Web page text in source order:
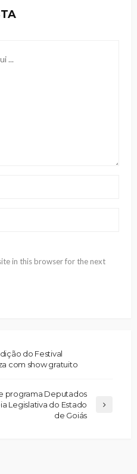
in this browser for the next
do Festival
com show gratuito
programa Deputados
Legislativa do Estado
de Goiás